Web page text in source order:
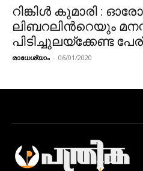
റിങ്കിള്‍ കുമാരി :
ലിബറലിന്‍റെയും
പിടിച്ചുലയ്ക്കേണ്ട പേര്
രാധേശ്യാം - 06/01/2020